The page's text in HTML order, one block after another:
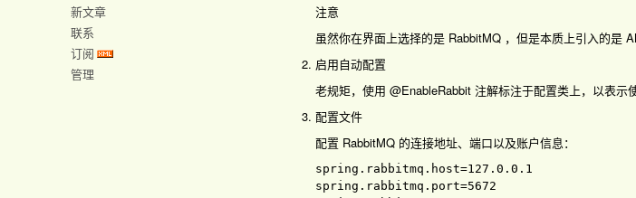
新文章
联系
订阅
管理
注意
虽然你在界面上选择的是 RabbitMQ ，但是本质上引入的是
启用自动配置
老规矩，使用 @EnableRabbit 注解标注于配置类上，以表示
配置文件
配置 RabbitMQ 的连接地址、端口以及账户信息：
spring.rabbitmq.host=
spring.rabbitmq.port=